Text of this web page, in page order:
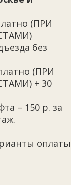
(ПРИ
без
(ПРИ
+ 30
– 150 р. за